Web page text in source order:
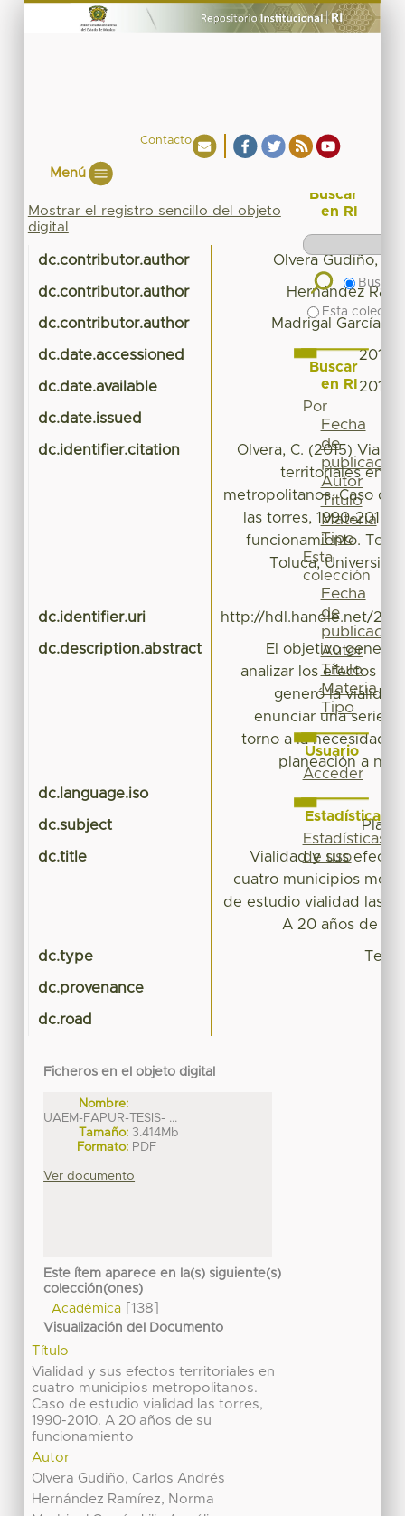
Contacto
Menú
Mostrar el registro sencillo del objeto
digital
dc.contributor.author Olvera Gudiño,
dc.contributor.author Hernández
dc.contributor.author Madrigal García,
dc.date.accessioned 2016-
dc.date.available 2016-
dc.date.issued
dc.identifier.citation
Olvera, C. (2015)
territoriales en
metropolitanos. Caso de
las torres, 1990-2010.
funcionamiento.
Toluca,
dc.identifier.uri http://hdl.handle.net/
dc.description.abstract
El objetivo general
analizar los efectos
generó la vialidad
enunciar una serie
torno a la necesidad
planeación a
dc.language.iso
dc.subject
dc.title
Vialidad y sus
cuatro municipios
de estudio vialidad las
A 20 años de su
dc.type
dc.provenance
dc.road
Ficheros en el objeto digital
Nombre:
UAEM-FAPUR-TESIS- ...
Tamaño: 3.414Mb
Formato: PDF
Ver documento
Este ítem aparece en la(s) siguiente(s)
colección(ones)
Académica[138]
Visualización del Documento
Título
Vialidad y sus efectos territoriales en
cuatro municipios metropolitanos.
Caso de estudio vialidad las torres,
1990-2010. A 20 años de su
funcionamiento
Autor
Olvera Gudiño, Carlos Andrés
Hernández Ramírez, Norma
Buscar
en RI
Buscar
Esta
Buscar
en RI
Por
Fecha
de
publicación
Autor
Título
Materia
Tipo
Esta
colección
Fecha
de
publicación
Autor
Título
Materia
Tipo
Usuario
Acceder
Estadísticas
Estadísticas
de uso